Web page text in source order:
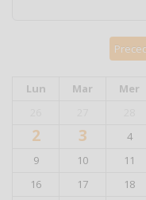
Lun Mar Mer
2 3 4
9
10 11
16
17 18